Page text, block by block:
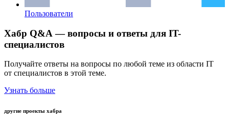
Пользователи
Хабр Q&A — вопросы и ответы для IT-
специалистов
Получайте ответы на вопросы по любой теме из области IT
от специалистов в этой теме.
Узнать больше
другие проекты хабра